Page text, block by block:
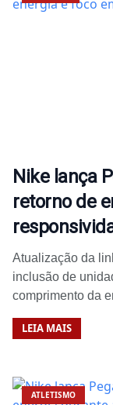
Nike lança
retorno de
Atualização da
inclusão de
comprimento da
LEIA MAIS
ATLETISMO